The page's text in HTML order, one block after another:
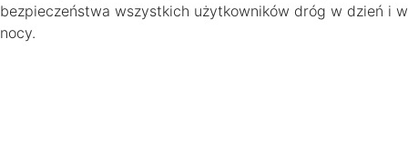
bezpieczeństwa wszystkich użytkowników dróg w dzień i w
nocy.